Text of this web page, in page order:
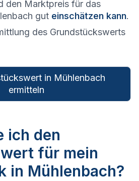
den Marktpreis für das
gut einschätzen kann.
des Grundstückswerts
in Mühlenbach
ermitteln
ich den
für mein
in Mühlenbach?